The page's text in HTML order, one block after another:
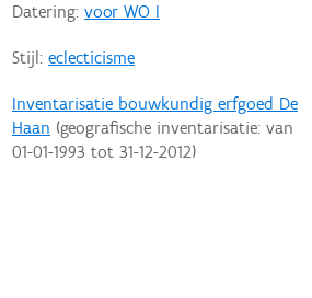
Datering: voor WO I
Stijl: eclecticisme
Inventarisatie bouwkundig erfgoed De
Haan (geografische inventarisatie: van
01-01-1993 tot 31-12-2012)